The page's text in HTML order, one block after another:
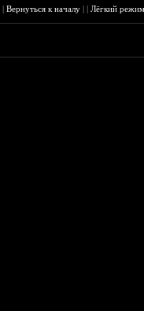
|Вернуться к началу ||Лёгкий